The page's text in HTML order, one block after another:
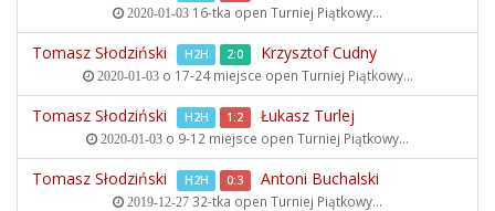
2020-01-03 16-tka open Turniej Piątkowy...
Tomasz Słodziński H2H 2:0 Krzysztof Cudny
2020-01-03o 17-24 miejsce open Turniej Piątkowy...
Tomasz Słodziński H2H 1:2 Łukasz Turlej
2020-01-03 o 9-12 miejsce open Turniej Piątkowy...
Tomasz Słodziński H2H 0:3 Antoni Buchalski
2019-12-27 32-tka open Turniej Piątkowy...